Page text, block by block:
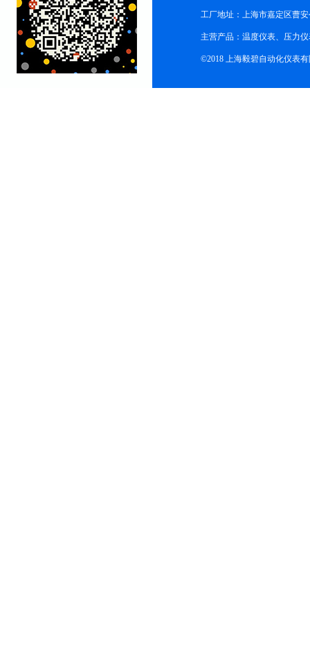
工厂地址：上海市嘉定区曹安
主营产品：温度仪表、压力
©2018 上海毅碧自动化仪表